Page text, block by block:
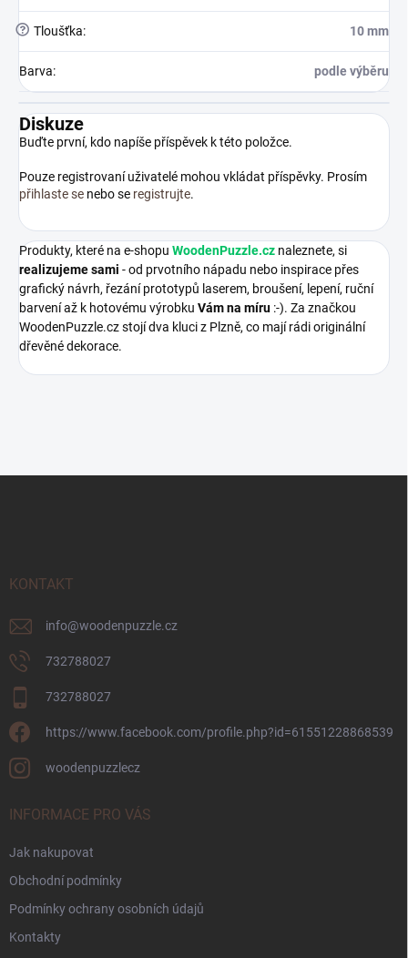
? Tloušťka: 10 mm
Barva: podle výběru
Diskuze
Buďte první, kdo napíše příspěvek k této položce.
Pouze registrovaní uživatelé mohou vkládat příspěvky. Prosím
přihlaste se nebo se registrujte.
Produkty, které na e-shopu WoodenPuzzle.cz naleznete, si
realizujeme sami - od prvotního nápadu nebo inspirace přes
grafický návrh, řezání prototypů laserem, broušení, lepení, ruční
barvení až k hotovému výrobku Vám na míru :-). Za značkou
WoodenPuzzle.cz stojí dva kluci z Plzně, co mají rádi originální
dřevěné dekorace.
KONTAKT
info@woodenpuzzle.cz
732788027
732788027
https://www.facebook.com/profile.php?id=61551228868539
woodenpuzzlecz
INFORMACE PRO VÁS
Jak nakupovat
Obchodní podmínky
Podmínky ochrany osobních údajů
Kontakty